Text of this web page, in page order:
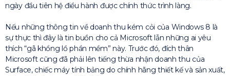
ngày đầu tiên hệ điều hành được chính thức trình làng.
Nếu những thông tin về doanh thu kém cỏi của Windows 8 là
sự thực thì đây là tin buồn cho cả Microsoft lẫn những ai yêu
thích “gã khổng lồ phần mềm” này. Trước đó, đích thân
Microsoft cũng đã phải lên tiếng thừa nhận doanh thu của
Surface, chiếc máy tính bảng do chính hãng thiết kế và sản xuất,